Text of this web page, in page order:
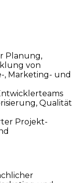
Planung,
von
, Marketing- und
Qualität
Projekt-